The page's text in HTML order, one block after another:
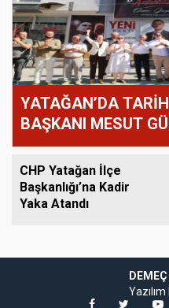
YATAĞAN’DA
BAŞKANI MESUT
ÜYELERİ YENİ
CHP Yatağan İlçe
Başkanlığı’na Kadir
Yaka Atandı
Yazılım |